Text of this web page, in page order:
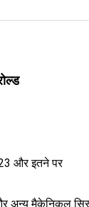
और इतने पर
अन्य मैकेनिकल